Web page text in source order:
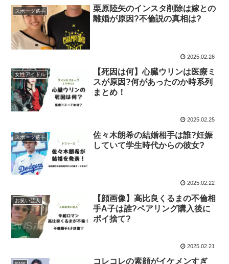
スポーツ選手
栗原陸矢のインスタ削除は嫁との
離婚が原因?不倫説の真相は?
2025.02.26
女性アイドル
【死因は何】心臓ウリンは医療ミ
スが原因?何があったのか時系列
まとめ！
2025.02.25
スポーツ選手
佐々木朗希の結婚相手は誰?妊娠
していて学生時代からの彼女?
2025.02.22
お笑い芸人
【顔画像】高比良くるまの不倫相
手A子は誰?ペアリング購入後に
ポイ捨て?
2025.02.21
コレコレの素顔がイケメンすぎ